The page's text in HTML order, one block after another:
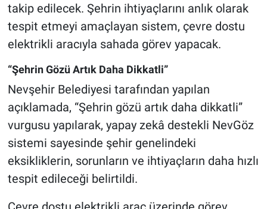
takip edilecek. Şehrin ihtiyaçlarını anlık olarak
tespit etmeyi amaçlayan sistem, çevre dostu
elektrikli aracıyla sahada görev yapacak.
“Şehrin Gözü Artık Daha Dikkatli”
Nevşehir Belediyesi tarafından yapılan
açıklamada, “Şehrin gözü artık daha dikkatli”
vurgusu yapılarak, yapay zekâ destekli NevGöz
sistemi sayesinde şehir genelindeki
eksikliklerin, sorunların ve ihtiyaçların daha hızlı
tespit edileceği belirtildi.
Kültür - Sanat
Politika
Magazin
Çevre
Haberde İnsan